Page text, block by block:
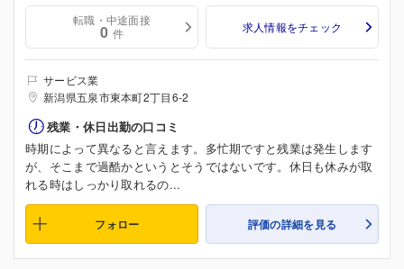
転職・中途面接
0 件 求人情報をチェック
サービス業
新潟県五泉市東本町2丁目6-2
残業・休日出勤の口コミ
時期によって異なると言えます。多忙期ですと残業は発生します
が、そこまで過酷かというとそうではないです。休日も休みが取
れる時はしっかり取れるの...
フォロー 評価の詳細を見る